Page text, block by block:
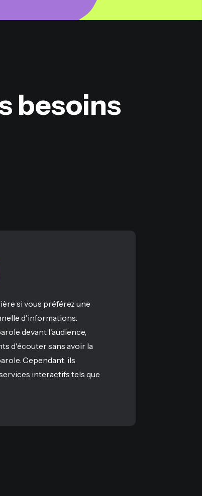
besoins
si vous préférez une
d'informations.
devant l'audience,
d'écouter sans avoir la
Cependant, ils
interactifs tels que